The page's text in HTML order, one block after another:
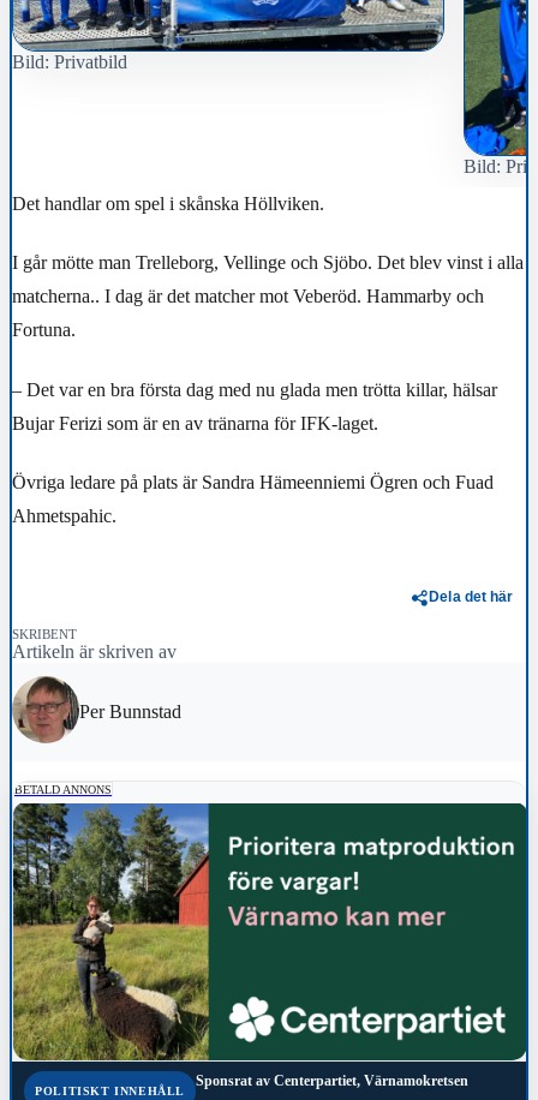
Bild: Privatbild
Bild:
Det handlar om spel i skånska Höllviken.
I går mötte man Trelleborg, Vellinge och Sjöbo. Det blev vinst i alla
matcherna.. I dag är det matcher mot Veberöd. Hammarby och
Fortuna.
– Det var en bra första dag med nu glada men trötta killar, hälsar
Bujar Ferizi som är en av tränarna för IFK-laget.
Övriga ledare på plats är Sandra Hämeenniemi Ögren och Fuad
Ahmetspahic.
Dela det här
SKRIBENT
Artikeln är skriven av
Per Bunnstad
BETALD ANNONS
POLITISKT INNEHÅLL
Sponsrat av Centerpartiet, Värnamokretsen